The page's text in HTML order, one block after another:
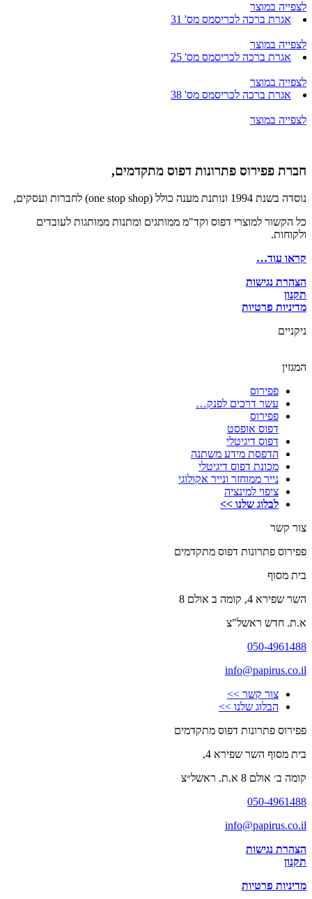
לצפייה במוצר
אגרת ברכה לכריסמס מס' 31
לצפייה במוצר
אגרת ברכה לכריסמס מס' 25
לצפייה במוצר
אגרת ברכה לכריסמס מס' 38
לצפייה במוצר
חברת פפירוס פתרונות דפוס מתקדמים,
נוסדה בשנת 1994 ונותנת מענה כולל (one stop shop) לחברות ועסקים,
כל הקשור למוצרי דפוס וקד"מ ממותגים ומתנות ממותגות לעובדים
ולקוחות.
קראו עוד…
הצהרת נגישות
תקנון
מדיניות פרטיות
ניקניים
המגזין
פפירוס
עשר דרכים לפנק…
פפירוס
דפוס אופסט
דפוס דיגיטלי
הדפסת מידע משתנה
מכונת דפוס דיגיטלי
נייר ממוחזר ונייר אקולוגי
ציפוי למינציה
לבלוג שלנו >>
צור קשר
פפירוס פתרונות דפוס מתקדמים
בית מסוף
השר שפירא 4, קומה ב אולם 8
א.ת. חדש ראשל"צ
050-4961488
info@papirus.co.il
צור קשר >>
הבלוג שלנו >>
פפירוס פתרונות דפוס מתקדמים
בית מסוף השר שפירא 4,
קומה ב׳ אולם 8 א.ת. ראשל״צ
050-4961488
info@papirus.co.il
הצהרת נגישות
תקנון
מדיניות פרטיות